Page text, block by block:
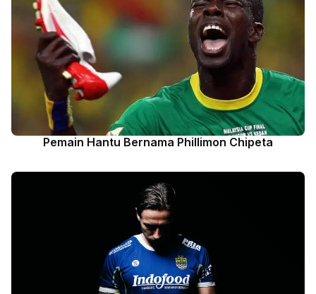
Pemain Hantu Bernama Phillimon Chipeta